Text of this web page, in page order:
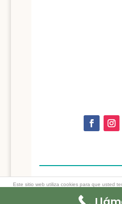
Este sitio web utiliza cookies para que usted
cookies y la aceptación de nuestra
información.